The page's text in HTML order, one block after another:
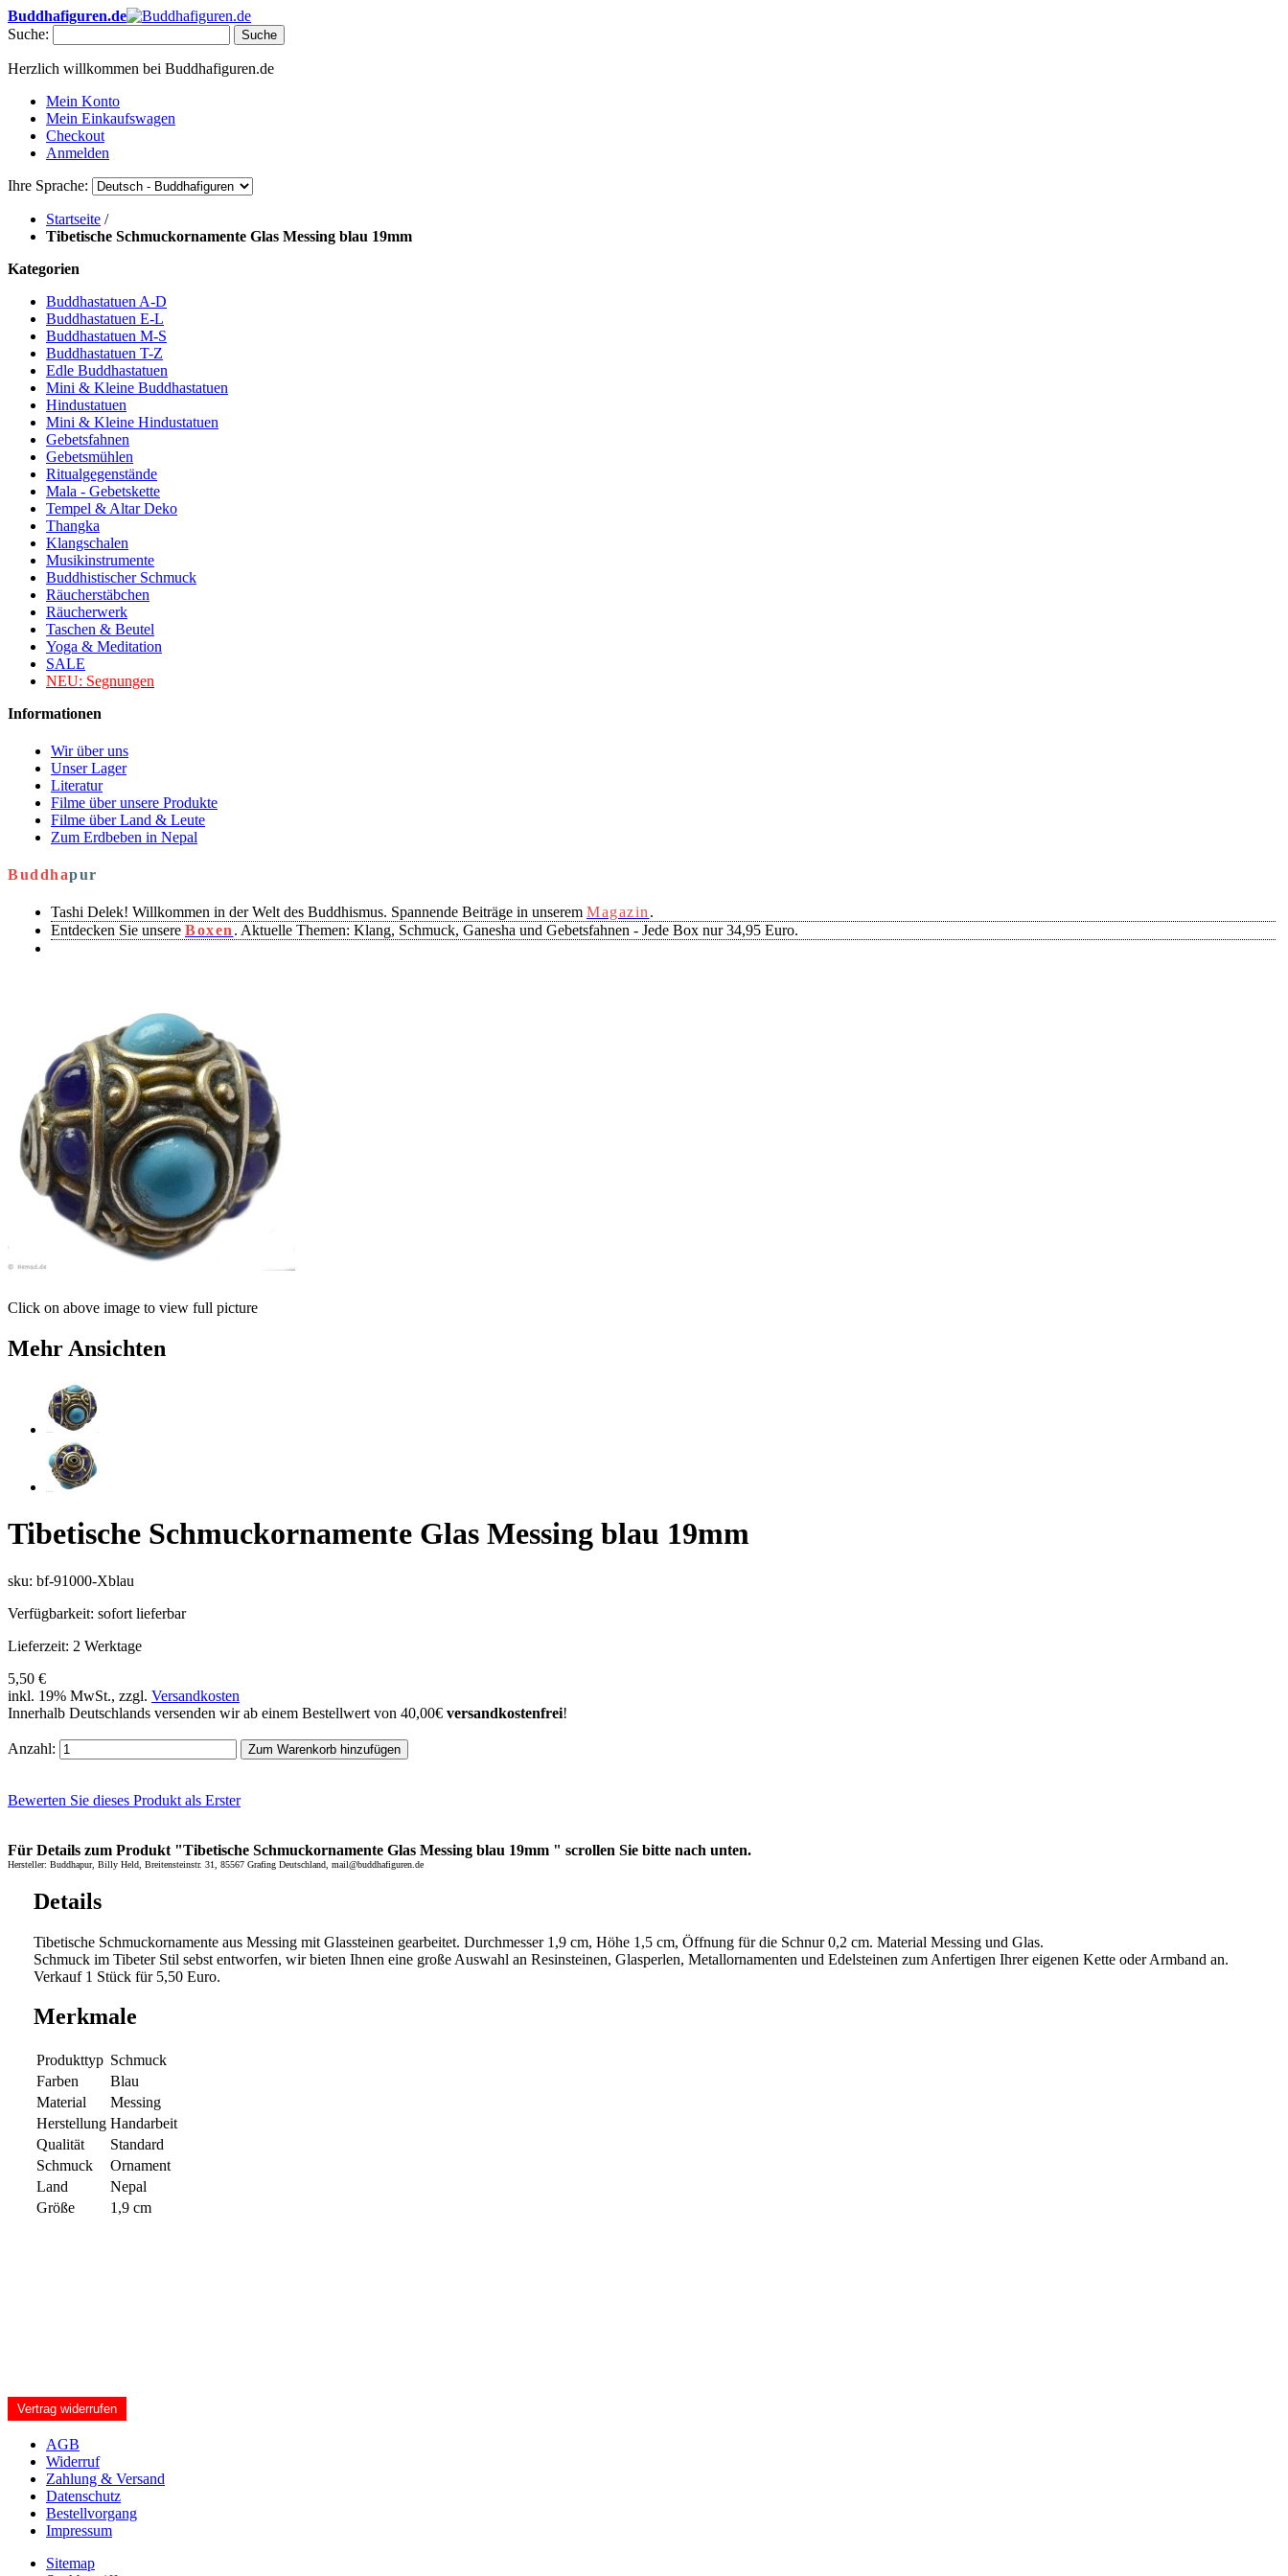
Buddhafiguren.de
Suche:
Suche
Herzlich willkommen bei Buddhafiguren.de
Mein Konto
Mein Einkaufswagen
Checkout
Anmelden
Ihre Sprache:
Startseite /
Tibetische Schmuckornamente Glas Messing blau 19mm
Kategorien
Buddhastatuen A-D
Buddhastatuen E-L
Buddhastatuen M-S
Buddhastatuen T-Z
Edle Buddhastatuen
Mini & Kleine Buddhastatuen
Hindustatuen
Mini & Kleine Hindustatuen
Gebetsfahnen
Gebetsmühlen
Ritualgegenstände
Mala - Gebetskette
Tempel & Altar Deko
Thangka
Klangschalen
Musikinstrumente
Buddhistischer Schmuck
Räucherstäbchen
Räucherwerk
Taschen & Beutel
Yoga & Meditation
SALE
NEU: Segnungen
Informationen
Wir über uns
Unser Lager
Literatur
Filme über unsere Produkte
Filme über Land & Leute
Zum Erdbeben in Nepal
Buddhapur
Tashi Delek! Willkommen in der Welt des Buddhismus. Spannende Beiträge in unserem Magazin .
Entdecken Sie unsere Boxen . Aktuelle Themen: Klang, Schmuck, Ganesha und Gebetsfahnen - Jede Box nur 34,95 Euro.
Click on above image to view full picture
Mehr Ansichten
Tibetische Schmuckornamente Glas Messing blau 19mm
sku: bf-91000-Xblau
Verfügbarkeit: sofort lieferbar
Lieferzeit: 2 Werktage
5,50 €
inkl. 19% MwSt., zzgl. Versandkosten
Innerhalb Deutschlands versenden wir ab einem Bestellwert von 40,00€ versandkostenfrei!
Anzahl: Zum Warenkorb hinzufügen
Bewerten Sie dieses Produkt als Erster
Für Details zum Produkt "Tibetische Schmuckornamente Glas Messing blau 19mm " scrollen Sie bitte nach unten.
Hersteller: Buddhapur, Billy Held, Breitensteinstr. 31, 85567 Grafing Deutschland, mail@buddhafiguren.de
Details
Tibetische Schmuckornamente aus Messing mit Glassteinen gearbeitet. Durchmesser 1,9 cm, Höhe 1,5 cm, Öffnung für die Schnur 0,2 cm. Material Messing und Glas.
Schmuck im Tibeter Stil sebst entworfen, wir bieten Ihnen eine große Auswahl an Resinsteinen, Glasperlen, Metallornamenten und Edelsteinen zum Anfertigen Ihrer eigenen Kette oder Armband an.
Verkauf 1 Stück für 5,50 Euro.
Merkmale
Produkttyp Schmuck
Farben
Blau
Material
Messing
Herstellung Handarbeit
Qualität
Standard
Schmuck
Ornament
Land
Nepal
Größe
1,9 cm
Vertrag widerrufen
AGB
Widerruf
Zahlung & Versand
Datenschutz
Bestellvorgang
Impressum
Sitemap